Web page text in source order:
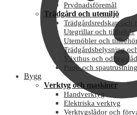
Prydnadsföremål
Trädgård och utemiljö
Trädgårdsredskap och
Utegrillar och tillbehör
Utemöbler och
Trädgårdsbelysning
Växthus och
Pool- och spautrustning
Bygg
Verktyg och maskiner
Handverktyg
Elektriska verktyg
Verktygslådor och